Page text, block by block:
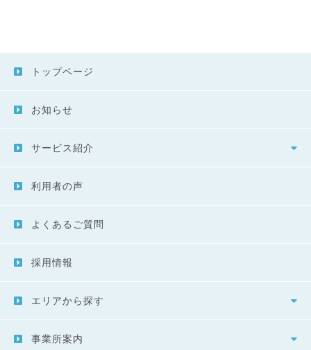
トップページ
お知らせ
サービス紹介
利用者の声
よくあるご質問
採用情報
エリアから探す
事業所案内